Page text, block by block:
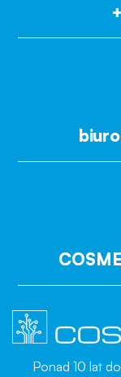
Ponad 10 lat